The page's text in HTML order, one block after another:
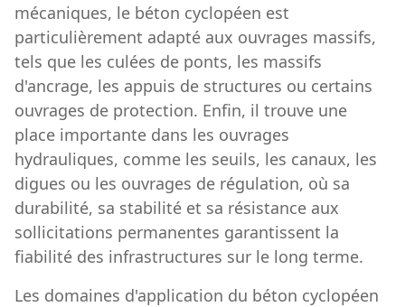
mécaniques, le béton cyclopéen est
particulièrement adapté aux ouvrages massifs,
tels que les culées de ponts, les massifs
d'ancrage, les appuis de structures ou certains
ouvrages de protection. Enfin, il trouve une
place importante dans les ouvrages
hydrauliques, comme les seuils, les canaux, les
digues ou les ouvrages de régulation, où sa
durabilité, sa stabilité et sa résistance aux
sollicitations permanentes garantissent la
fiabilité des infrastructures sur le long terme.
Les domaines d'application du béton cyclopéen